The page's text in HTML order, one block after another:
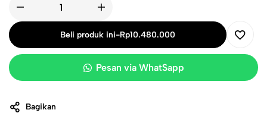
Beli produk ini-Rp10.480.000
Pesan via WhatSapp
Bagikan